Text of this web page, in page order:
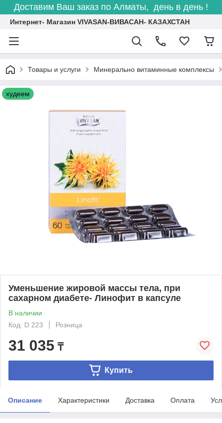
Доставим Ваш заказ по Алматы, день в день !
Интернет- Магазин VIVASAN-ВИВАСАН- КАЗАХСТАН
Товары и услуги Минерально витаминные комплексы
худеем
Уменьшение жировой массы тела, при
сахарном диабете- Линофит в капсуле
В наличии
Код: D 223
Розница
31 035 ₸
Купить
Описание Характеристики Доставка Оплата